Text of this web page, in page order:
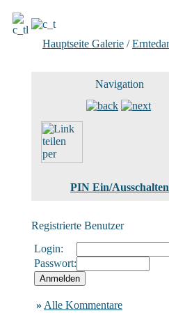
Hauptseite Galerie /
Navigation
PIN Ein/Ausschalten
Registrierte Benutzer
Login:
Passwort:
» Alle Kommentare